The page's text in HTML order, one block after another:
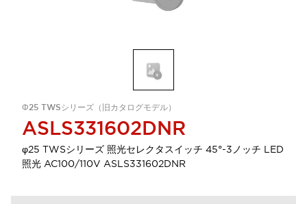
Φ25 TWSシリーズ（旧カタログモデル）
ASLS331602DNR
φ25 TWSシリーズ 照光セレクタスイッチ 45°-3ノッチ LED
照光 AC100/110V ASLS331602DNR